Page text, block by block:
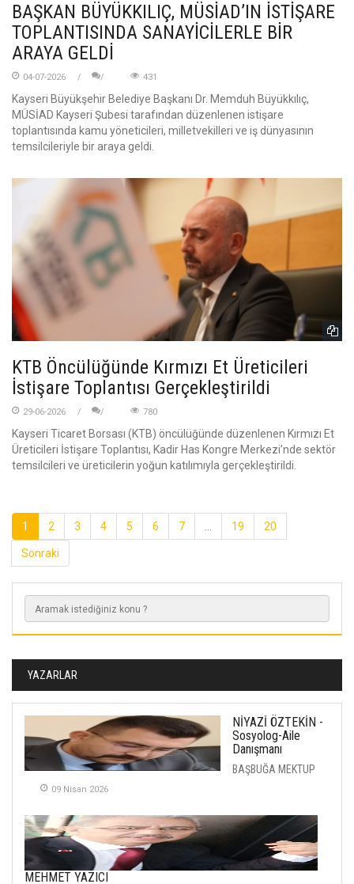
BAŞKAN BÜYÜKKILIÇ, MÜSİAD’IN İSTİŞARE
TOPLANTISINDA SANAYİCİLERLE BİR
ARAYA GELDİ
04-07-2026 431
Kayseri Büyükşehir Belediye Başkanı Dr. Memduh Büyükkılıç,
MÜSİAD Kayseri Şubesi tarafından düzenlenen istişare
toplantısında kamu yöneticileri, milletvekilleri ve iş dünyasının
temsilcileriyle bir araya geldi.
KTB Öncülüğünde Kırmızı Et Üreticileri
İstişare Toplantısı Gerçekleştirildi
29-06-2026 780
Kayseri Ticaret Borsası (KTB) öncülüğünde düzenlenen Kırmızı Et
Üreticileri İstişare Toplantısı, Kadir Has Kongre Merkezi’nde sektör
temsilcileri ve üreticilerin yoğun katılımıyla gerçekleştirildi.
1 2 3 4 5 6 7 19 20
Sonraki
YAZARLAR
NİYAZİ ÖZTEKİN -
Sosyolog-Aile
Danışmanı
BAŞBUĞA MEKTUP
09 Nisan 2026
MEHMET YAZICI